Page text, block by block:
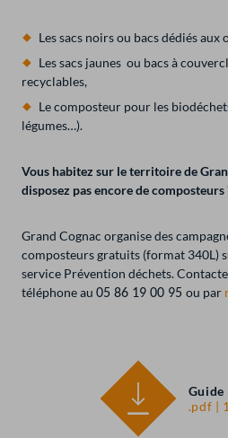
Les sacs noirs ou bacs dédiés aux
Les sacs jaunes ou bacs à
recyclables,
Le composteur pour les
légumes…).
Vous habitez sur le territoire de
disposez pas encore de composteurs
Grand Cognac organise des
composteurs gratuits (format 340L)
service Prévention déchets.
téléphone au 05 86 19 00 95 ou par
.pdf |